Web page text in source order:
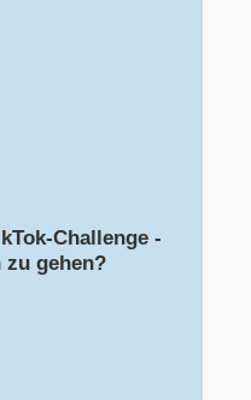
Challenge -
gehen?